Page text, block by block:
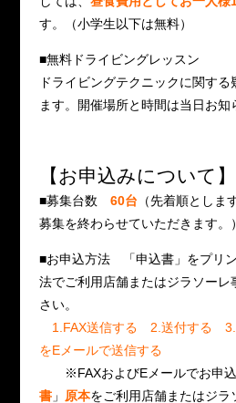
す。（小学生以下は無料）
■無料ドライビングレッスン
ドライビングテクニックに関す
ます。開催場所と時間は当日お知
【お申込みについて】
■募集台数 60台 （先着順としま
募集を終わらせていただきます。）
■お申込方法 「申込書」をプリ
法でご利用店舗またはジラソーレ
さい。
1.FAX送信する 2.送付する 3.
をEメールで送信する
※FAXおよびEメールでお申込
書」 原本をご利用店舗またはジラ